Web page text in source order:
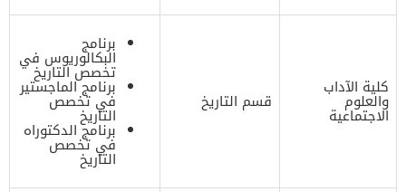
كلية الآداب
والعلوم
الاجتماعية
قسم التاريخ
برنامج
البكالوريوس في
تخصص التاريخ
برنامج الماجستير
في تخصص
التاريخ
برنامج الدكتوراه
في تخصص
التاريخ